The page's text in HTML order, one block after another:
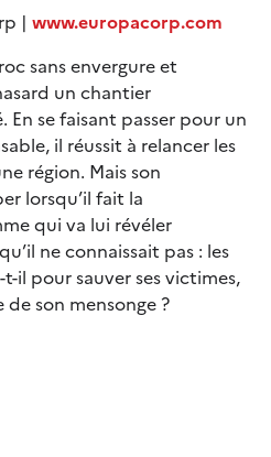
| www.europacorp.com
sans envergure et
un chantier
se faisant passer pour un
il réussit à relancer les
région. Mais son
lorsqu’il fait la
qui va lui révéler
ne connaissait pas : les
il pour sauver ses victimes,
son mensonge ?